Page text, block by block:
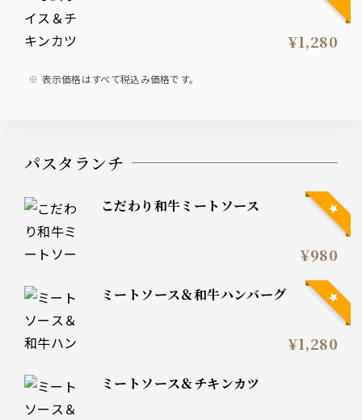
¥1,280
表示価格はすべて税込み価格です。
パスタランチ
こだわり和牛ミートソース
¥980
ミートソース＆和牛ハンバーグ
¥1,280
ミートソース＆チキンカツ